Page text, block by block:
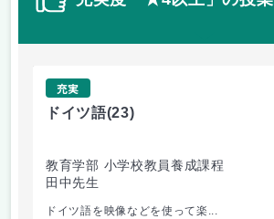
充実
ドイツ語(23)
教育学部 小学校教員養成課程
田中先生
ドイツ語を映像などを使って楽...